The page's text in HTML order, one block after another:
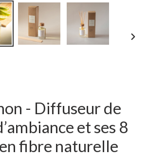
- Diffuseur de
et ses 8
fibre naturelle